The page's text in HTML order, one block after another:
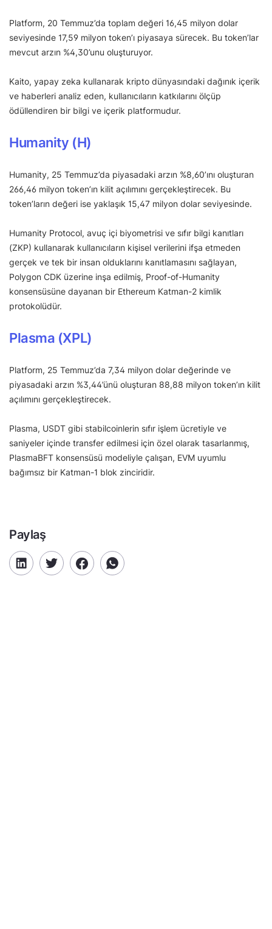
Platform, 20 Temmuz’da toplam değeri 16,45 milyon dolar
seviyesinde 17,59 milyon token’ı piyasaya sürecek. Bu token’lar
mevcut arzın %4,30’unu oluşturuyor.
Kaito, yapay zeka kullanarak kripto dünyasındaki dağınık içerik
ve haberleri analiz eden, kullanıcıların katkılarını ölçüp
ödüllendiren bir bilgi ve içerik platformudur.
Humanity (H)
Humanity, 25 Temmuz’da piyasadaki arzın %8,60’ını oluşturan
266,46 milyon token’ın kilit açılımını gerçekleştirecek. Bu
token’ların değeri ise yaklaşık 15,47 milyon dolar seviyesinde.
Humanity Protocol, avuç içi biyometrisi ve sıfır bilgi kanıtları
(ZKP) kullanarak kullanıcıların kişisel verilerini ifşa etmeden
gerçek ve tek bir insan olduklarını kanıtlamasını sağlayan,
Polygon CDK üzerine inşa edilmiş, Proof-of-Humanity
konsensüsüne dayanan bir Ethereum Katman-2 kimlik
protokolüdür.
Plasma (XPL)
Platform, 25 Temmuz’da 7,34 milyon dolar değerinde ve
piyasadaki arzın %3,44’ünü oluşturan 88,88 milyon token’ın kilit
açılımını gerçekleştirecek.
Plasma, USDT gibi stabilcoinlerin sıfır işlem ücretiyle ve
saniyeler içinde transfer edilmesi için özel olarak tasarlanmış,
PlasmaBFT konsensüsü modeliyle çalışan, EVM uyumlu
bağımsız bir Katman-1 blok zinciridir.
Paylaş